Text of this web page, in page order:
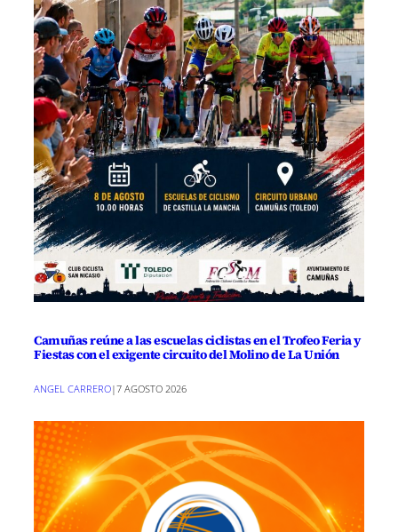
Camuñas reúne a las escuelas ciclistas en el Trofeo Feria y
Fiestas con el exigente circuito del Molino de La Unión
ANGEL CARRERO|7 AGOSTO 2026